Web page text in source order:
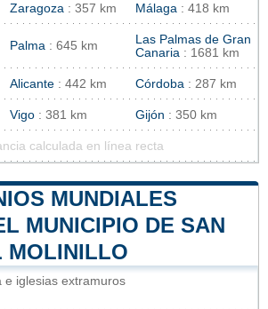
Zaragoza : 357 km Málaga : 418 km
Palma : 645 km
Las Palmas de Gran
Canaria : 1681 km
Alicante : 442 km Córdoba : 287 km
Vigo : 381 km Gijón : 350 km
calculada en línea recta
MUNDIALES
MUNICIPIO DE SAN
MOLINILLO
e iglesias extramuros